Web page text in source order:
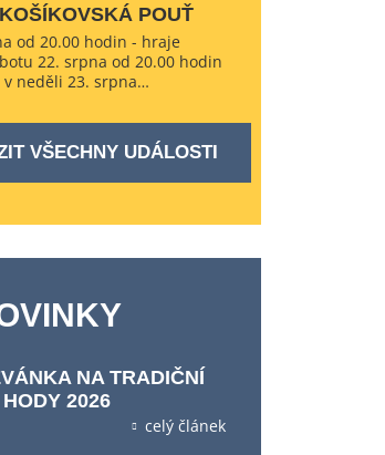
POUŤ
od 20.00 hodin - hraje
22. srpna od 20.00 hodin
v neděli 23. srpna…
VŠECHNY UDÁLOSTI
NA TRADIČNÍ
2026
celý článek